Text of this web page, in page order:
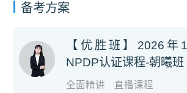
备考方案
【优胜班】2026年
NPDP认证课程-朝曦班
全面精讲 直播课程